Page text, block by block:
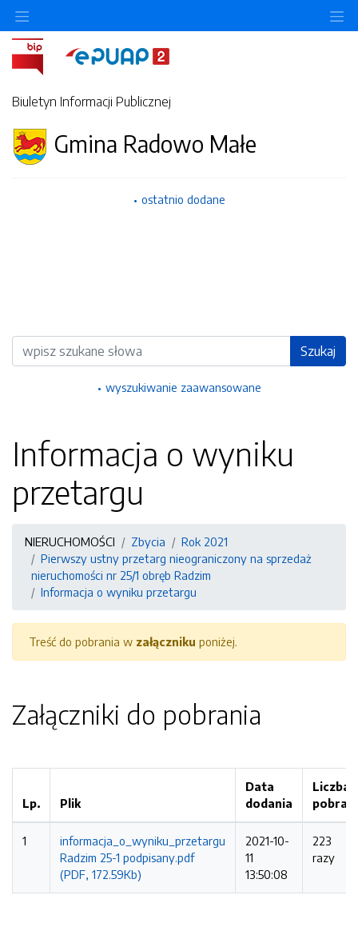
Biuletyn Informacji Publicznej
Gmina Radowo Małe
ostatnio dodane
Wyszukiwarka Szukaj
wyszukiwanie zaawansowane
Informacja o wyniku
przetargu
NIERUCHOMOŚCI Zbycia
Rok 2021
Pierwszy ustny przetarg nieograniczony na sprzedaż
nieruchomości nr 25/1 obręb Radzim
Informacja o wyniku przetargu
Treść do pobrania w załączniku poniżej.
Załączniki do pobrania
Lp. Plik
Data
dodania
Liczba
pobrań
1
informacja_o_wyniku_przetargu
Radzim 25-1 podpisany.pdf
(PDF, 172.59Kb)
2021-10-
11
13:50:08
223
razy